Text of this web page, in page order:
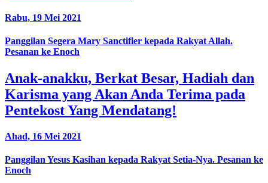
Rabu, 19 Mei 2021
Panggilan Segera Mary Sanctifier kepada Rakyat Allah.
Pesanan ke Enoch
Anak-anakku, Berkat Besar, Hadiah dan
Karisma yang Akan Anda Terima pada
Pentekost Yang Mendatang!
Ahad, 16 Mei 2021
Panggilan Yesus Kasihan kepada Rakyat Setia-Nya. Pesanan ke
Enoch